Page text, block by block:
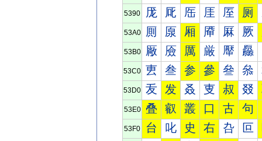
5390 厐 厑 厒 厓 厔 厕
53A0 厠 厡 厢 厣 厤 厥
53B0 厰 厱 厲 厳 厴 厵
53C0 叀 叁 参 參 叄 叅
53D0 叐 发 叒 叓 叔 叕
53E0 叠 叡 叢 口 古 句
53F0 台 叱 史 右 叴 叵